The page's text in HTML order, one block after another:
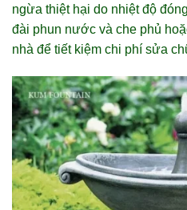
ngừa thiệt hại do nhiệt độ
đài phun nước và che phủ
nhà để tiết kiệm chi phí sửa